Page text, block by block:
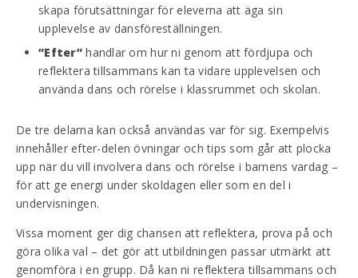
skapa förutsättningar för eleverna att äga sin
upplevelse av dansföreställningen.
”Efter”handlar om hur ni genom att fördjupa och
reflektera tillsammans kan ta vidare upplevelsen och
använda dans och rörelse i klassrummet och skolan.
De tre delarna kan också användas var för sig. Exempelvis
innehåller efter-delen övningar och tips som går att plocka
upp när du vill involvera dans och rörelse i barnens vardag –
för att ge energi under skoldagen eller som en del i
undervisningen.
Vissa moment ger dig chansen att reflektera, prova på och
göra olika val – det gör att utbildningen passar utmärkt att
genomföra i en grupp. Då kan ni reflektera tillsammans och